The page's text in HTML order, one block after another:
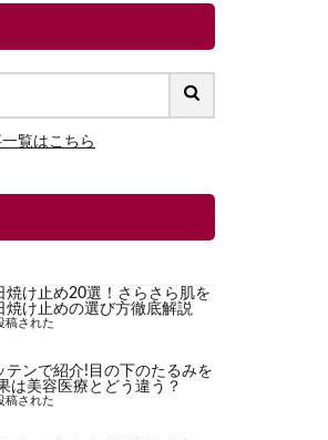
覧はこちら
焼け止め20選！さらさら肌を
焼け止めの選び方徹底解説
稿された
テンで紹介!目の下のたるみを
は美容医療とどう違う？
稿された